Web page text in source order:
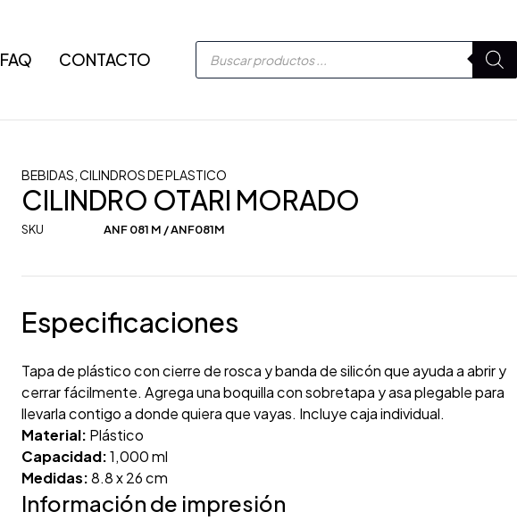
FAQ CONTACTO
BEBIDAS ,CILINDROS DE PLASTICO
CILINDRO OTARI MORADO
SKU ANF 081 M / ANF081M
Especificaciones
Tapa de plástico con cierre de rosca y banda de silicón que ayuda a abrir y
cerrar fácilmente. Agrega una boquilla con sobretapa y asa plegable para
llevarla contigo a donde quiera que vayas. Incluye caja individual.
Material: Plástico
Capacidad:1,000 ml
Medidas:8.8 x 26 cm
Información de impresión